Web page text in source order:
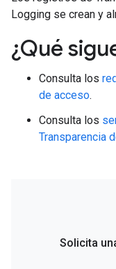
Logging se crean y
¿Qué
Consulta los
de acceso.
Consulta los
Transparencia
Solicita